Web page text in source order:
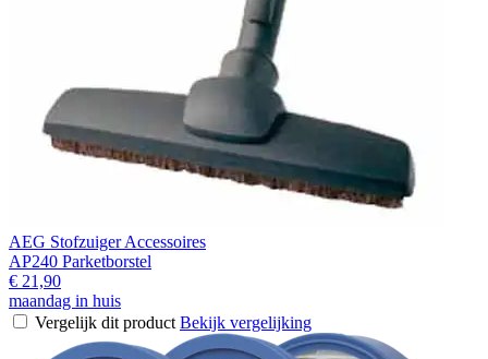
AEG Stofzuiger Accessoires
AP240 Parketborstel
€ 21,90
maandag in huis
Vergelijk dit product Bekijk vergelijking